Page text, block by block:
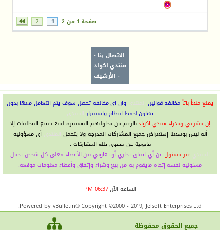
صفحة 1 من 2 1
2
الاتصال بنا -
منتدي اكواد
- الأرشيف
يمنع منعاً باتاًمخالفة قوانين المنتدى وان اي مخالفه تحصل سوف يتم التعامل معها بدون
تهاون لحفظ انتظام واستقرارالمنتدي
إن مشرفي ومدراء منتدي اكوادبالرغم من محاولتهم المستمرة لمنع جميع المخالفات إلا
أنه ليس بوسعنا إستعراض جميع المشاركات المدرجة ولا يتحمل المنتدى أي مسؤولية
قانونية عن محتوى تلك المشاركات .
المنتدي غير مسئولعن أي اتفاق تجاري أو تعاوني بين الأعضاء فعلى كل شخص تحمل
مسئولية نفسه إتجاه مايقوم به من بيع وشراء وإتفاق وأعطاء معلومات موقعه.
الساعة الآن06:37 PM
Powered by vBulletin® Copyright ©2000 - 2019, Jelsoft Enterprises Ltd.
جميع الحقوق محفوظة